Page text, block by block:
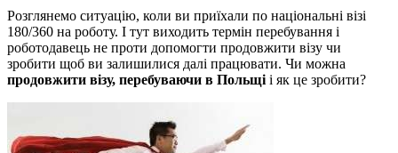
Розглянемо ситуацію, коли ви приїхали по національні візі
180/360 на роботу. І тут виходить термін перебування і
роботодавець не проти допомогти продовжити візу чи
зробити щоб ви залишилися далі працювати. Чи можна
продовжити візу, перебуваючи в Польщі і як це зробити?